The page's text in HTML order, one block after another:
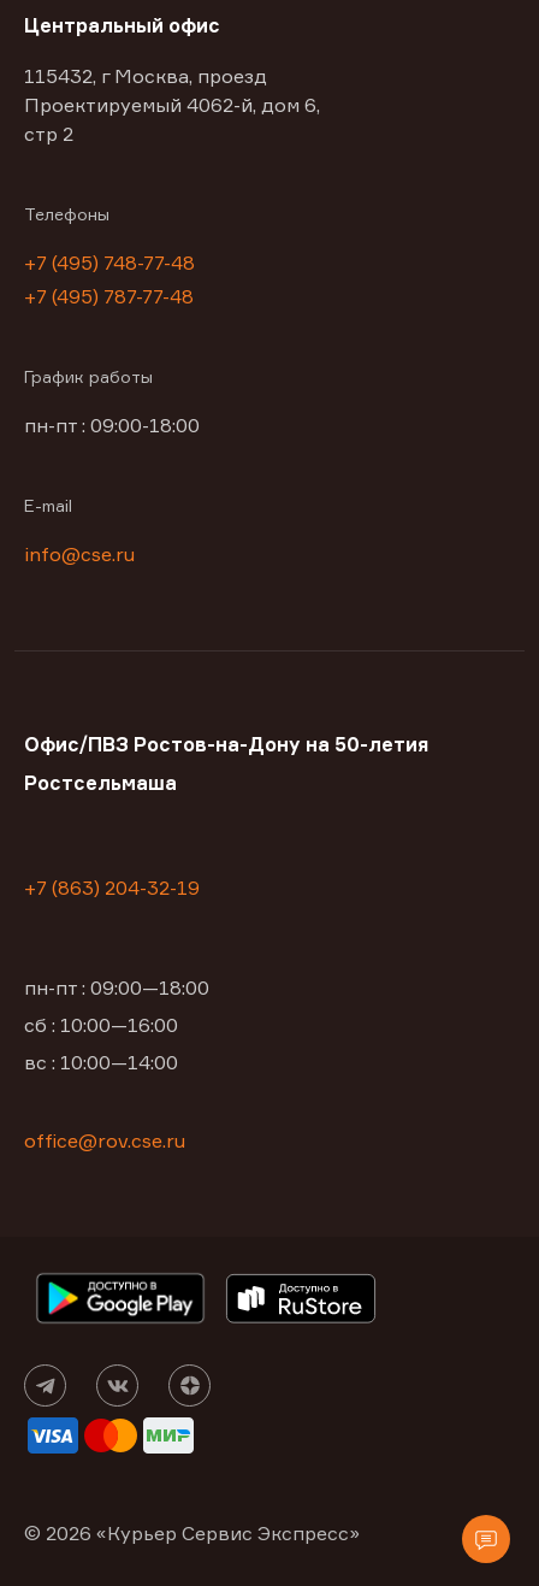
Центральный офис
115432, г Москва, проезд
Проектируемый 4062-й, дом 6,
стр 2
Телефоны
+7 (495) 748-77-48
+7 (495) 787-77-48
График работы
пн-пт : 09:00-18:00
E-mail
info@cse.ru
Офис/ПВЗ Ростов-на-Дону на 50-летия
Ростсельмаша
+7 (863) 204-32-19
пн-пт : 09:00—18:00
сб : 10:00—16:00
вс : 10:00—14:00
office@rov.cse.ru
© 2026 «Курьер Сервис Экспресс»